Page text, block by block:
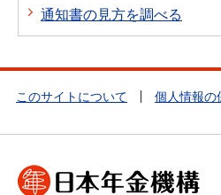
通知書の見方を調べる
このサイトについて 個人情報の